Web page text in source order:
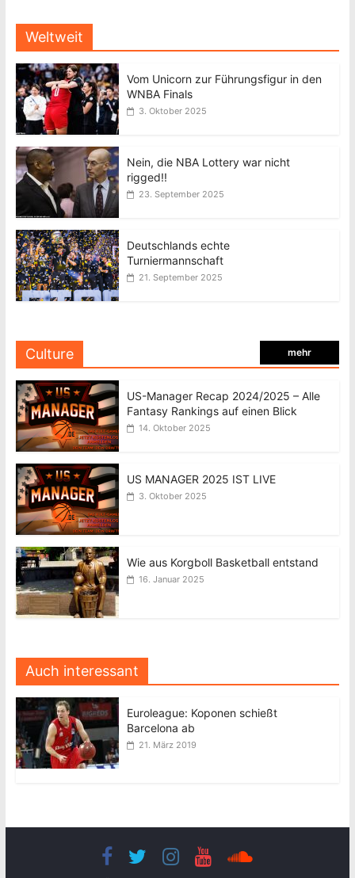
Weltweit
Vom Unicorn zur Führungsfigur in den
WNBA Finals
3. Oktober 2025
Nein, die NBA Lottery war nicht
rigged!!
23. September 2025
Deutschlands echte
Turniermannschaft
21. September 2025
Culture mehr
US-Manager Recap 2024/2025 – Alle
Fantasy Rankings auf einen Blick
14. Oktober 2025
US MANAGER 2025 IST LIVE
3. Oktober 2025
Wie aus Korgboll Basketball entstand
16. Januar 2025
Auch interessant
Euroleague: Koponen schießt
Barcelona ab
21. März 2019